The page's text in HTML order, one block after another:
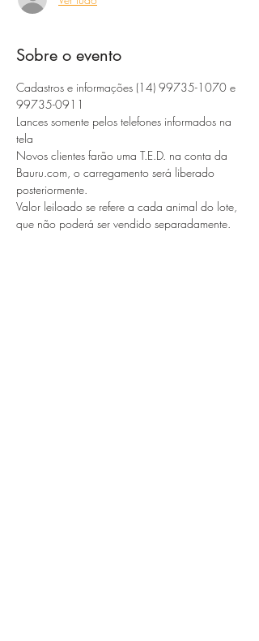
Sobre o evento
Cadastros e informações (14) 99735-1070 e
99735-0911
Lances somente pelos telefones informados na
tela
Novos clientes farão uma T.E.D. na conta da
Bauru.com, o carregamento será liberado
posteriormente.
Valor leiloado se refere a cada animal do lote,
que não poderá ser vendido separadamente.